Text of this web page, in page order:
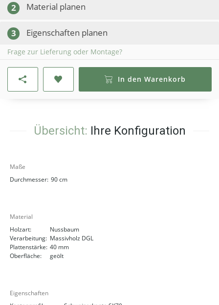
2 Material planen
3 Eigenschaften planen
Frage zur Lieferung oder Montage?
In den Warenkorb
Übersicht: Ihre Konfiguration
Maße
Durchmesser: 90 cm
Material
Holzart:
Nussbaum
Verarbeitung: Massivholz DGL
Plattenstärke: 40 mm
Oberfläche:
geölt
Eigenschaften